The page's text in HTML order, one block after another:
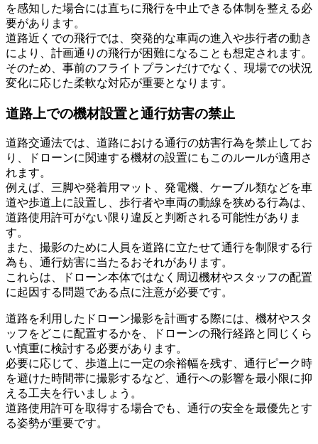
を感知した場合には直ちに飛行を中止できる体制を整える必
要があります。
道路近くでの飛行では、突発的な車両の進入や歩行者の動き
により、計画通りの飛行が困難になることも想定されます。
そのため、事前のフライトプランだけでなく、現場での状況
変化に応じた柔軟な対応が重要となります。
道路上での機材設置と通行妨害の禁止
道路交通法では、道路における通行の妨害行為を禁止してお
り、ドローンに関連する機材の設置にもこのルールが適用さ
れます。
例えば、三脚や発着用マット、発電機、ケーブル類などを車
道や歩道上に設置し、歩行者や車両の動線を狭める行為は、
道路使用許可がない限り違反と判断される可能性がありま
す。
また、撮影のために人員を道路に立たせて通行を制限する行
為も、通行妨害に当たるおそれがあります。
これらは、ドローン本体ではなく周辺機材やスタッフの配置
に起因する問題である点に注意が必要です。
道路を利用したドローン撮影を計画する際には、機材やスタ
ッフをどこに配置するかを、ドローンの飛行経路と同じくら
い慎重に検討する必要があります。
必要に応じて、歩道上に一定の余裕幅を残す、通行ピーク時
を避けた時間帯に撮影するなど、通行への影響を最小限に抑
える工夫を行いましょう。
道路使用許可を取得する場合でも、通行の安全を最優先とす
る姿勢が重要です。